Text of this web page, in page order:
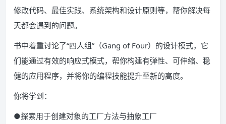
修改代码、最佳实践、系统架构和设计原则等，帮你解决每
天都会遇到的问题。
书中着重讨论了“四人组”（Gang of Four）的设计模式，它
们能通过有效的响应式模式，帮你构建有弹性、可伸缩、稳
健的应用程序，并将你的编程技能提升至新的高度。
你将学到：
●探索用于创建对象的工厂方法与抽象工厂